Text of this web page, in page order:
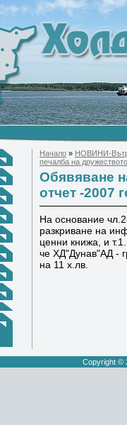
Начало » НОВИНИ-
печалба на
Обявяване
отчет -2007
На основание
разкриване на
ценни книжа, и
че ХД"Дунав"АД -
на 11 х.лв.
Copyright ©